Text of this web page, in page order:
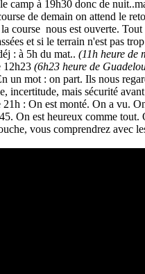
camp à 19h30 donc de
de demain on attend le
course nous est ouverte. Tout
et si le terrain n'est pas
: à 5h du mat.. (11h heure de
12h23 (6h23 heure de
un mot : on part. Ils nous
incertitude, mais sécurité
21h : On est monté. On a vu.
On est heureux comme tout.
vous comprendrez avec